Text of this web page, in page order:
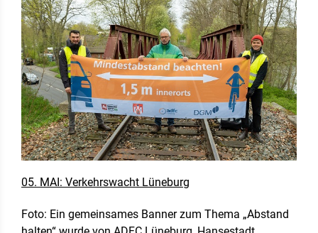
05. MAI: Verkehrswacht Lüneburg
Foto: Ein gemeinsames Banner zum Thema „Abstand